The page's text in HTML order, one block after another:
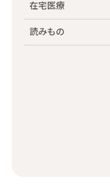
在宅医療
読みもの